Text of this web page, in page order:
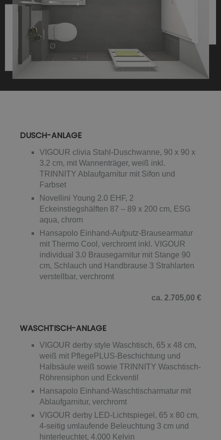
DUSCH-ANLAGE
VIGOUR clivia Stahl-Duschwanne, 90 x 90 x
3.2 cm, mit Wannenträger, weiß inkl.
TRINNITY Ablaufgarnitur mit Sifon und
Farbset
Novellini Young 2.0 EHF, 2
Eckeinstiegshälften 87 – 89 x 200 cm, ESG
aqua, chrom
Hansapolo Einhand-Aufputz-Brausearmatur
mit Thermo Cool, verchromt inkl. VIGOUR
individual 3.0 Brausegarnitur mit Stange 90
cm, Schlauch und Handbrause 3 Strahlarten
verstellbar, verchromt
ca. 2.705,00 €
WASCHTISCH-ANLAGE
VIGOUR derby style Waschtisch, 65 x 48 cm,
weiß mit PflegePLUS-Beschichtung und
Halbsäule weiß sowie TRINNITY Waschtisch-
Röhrensiphon und Eckventil
Hansapolo Einhand-Waschtischarmatur mit
Ablaufgarnitur, verchromt
VIGOUR derby LED-Lichtspiegel, 65 x 80 cm,
4-seitig umlaufende Beleuchtung 3 cm und
hinterleuchtet, 4.000 Kelvin